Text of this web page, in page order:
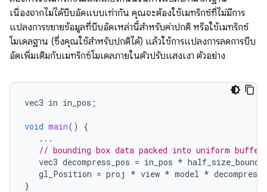
เนื่องจากไม่ได้บีบอัดแบบเท่ากัน คุณจะต้องใช้เมทริกซ์ที่ไม่มีการ
แปลงการขยายข้อมูลที่บีบอัดเหล่านี้สำหรับค่าปกติ หรือใช้เมทริกซ์
โมเดลฐาน (ซึ่งคุณใช้สำหรับปกติได้) แล้วใช้การแปลงการลดการบีบ
อัดเพิ่มเติมกับเมทริกซ์โมเดลภายในตัวปรับแสงเงา ตัวอย่าง
vec3 in in_pos ;
void main()
{
...
// bounding box data packed into uniform buffer
vec3 decompress_pos = in_pos *
gl_Position = proj * view * model *
}